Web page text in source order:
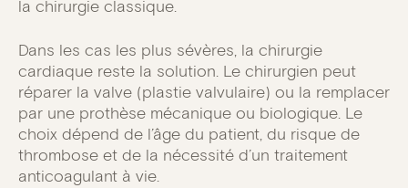
la chirurgie classique.
Dans les cas les plus sévères, la chirurgie
cardiaque reste la solution. Le chirurgien peut
réparer la valve (plastie valvulaire) ou la remplacer
par une prothèse mécanique ou biologique. Le
choix dépend de l’âge du patient, du risque de
thrombose et de la nécessité d’un traitement
anticoagulant à vie.